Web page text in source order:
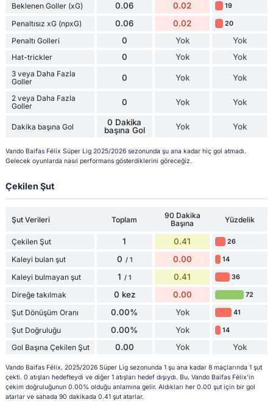
Beklenen Goller (xG) 0.06 0.02 19
Penaltısız xG (npxG) 0.06 0.02 20
Penaltı Golleri 0 Yok Yok
Hat-trickler 0 Yok Yok
3 veya Daha Fazla
Goller
0 Yok Yok
2 veya Daha Fazla
Goller
0 Yok Yok
Dakika başına Gol
0 Dakika
başına Gol
Yok Yok
Vando Baifas Félix Süper Lig 2025/2026 sezonunda şu ana kadar hiç gol atmadı.
Gelecek oyunlarda nasıl performans gösterdiklerini göreceğiz.
Çekilen Şut
Şut Verileri Toplam
90 Dakika
Başına
Yüzdelik
Çekilen Şut 1 0.41 26
Kaleyi bulan şut 0 / 1 0.00 14
Kaleyi bulmayan şut 1 / 1 0.41 36
Direğe takılmak 0 kez 0.00 72
Şut Dönüşüm Oranı 0.00% Yok 41
Şut Doğruluğu 0.00% Yok 14
Gol Başına Çekilen Şut 0.00 Yok Yok
Vando Baifas Félix, 2025/2026 Süper Lig sezonunda 1 şu ana kadar 8 maçlarında 1 şut
çekti. 0 atışları hedefteydi ve diğer 1 atışları hedef dışıydı. Bu, Vando Baifas Félix'in
çekim doğruluğunun 0.00% olduğu anlamına gelir. Aldıkları her 0.00 şut için bir gol
atarlar ve sahada 90 dakikada 0.41 şut atarlar.